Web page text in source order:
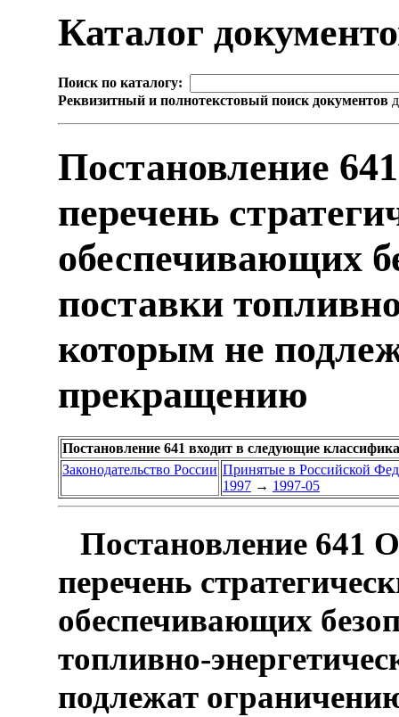
Каталог
Поиск по каталогу:
Реквизитный и полнотекстовый поиск документов
Постановление
перечень
обеспечивающих
поставки
которым не
прекращению
Постановление 641 входит в следующие
Законодательство России Принятые в Российской
1997 → 1997-05
Постановление 641
перечень
обеспечивающих
топливно-
подлежат